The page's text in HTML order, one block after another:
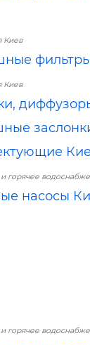
Киев
Киев
горячее
насосы
горячее